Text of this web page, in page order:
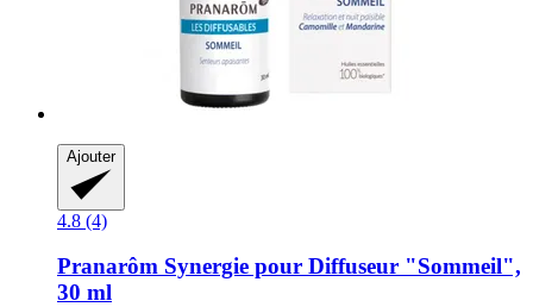
Ajouter
4.8 (4)
Pranarôm Synergie pour Diffuseur "Sommeil",
30 ml